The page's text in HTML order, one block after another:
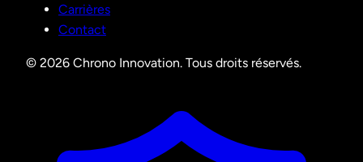
Carrières
Contact
© 2026 Chrono Innovation. Tous droits réservés.